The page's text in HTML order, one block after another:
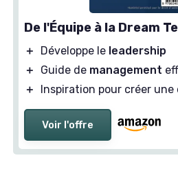
De l'Équipe à la Dream
＋ Développe le leadership
＋
Guide de management
＋
Inspiration pour créer une
Voir l'offre